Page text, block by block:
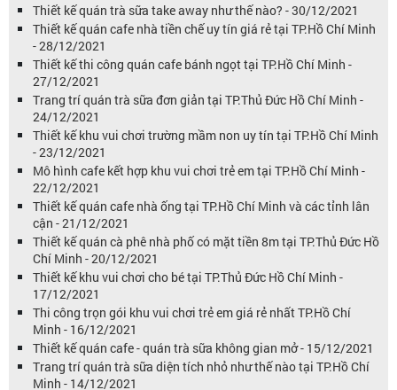
Thiết kế quán trà sữa take away như thế nào? - 30/12/2021
Thiết kế quán cafe nhà tiền chế uy tín giá rẻ tại TP.Hồ Chí Minh
- 28/12/2021
Thiết kế thi công quán cafe bánh ngọt tại TP.Hồ Chí Minh -
27/12/2021
Trang trí quán trà sữa đơn giản tại TP.Thủ Đức Hồ Chí Minh -
24/12/2021
Thiết kế khu vui chơi trường mầm non uy tín tại TP.Hồ Chí Minh
- 23/12/2021
Mô hình cafe kết hợp khu vui chơi trẻ em tại TP.Hồ Chí Minh -
22/12/2021
Thiết kế quán cafe nhà ống tại TP.Hồ Chí Minh và các tỉnh lân
cận - 21/12/2021
Thiết kế quán cà phê nhà phố có mặt tiền 8m tại TP.Thủ Đức Hồ
Chí Minh - 20/12/2021
Thiết kế khu vui chơi cho bé tại TP.Thủ Đức Hồ Chí Minh -
17/12/2021
Thi công trọn gói khu vui chơi trẻ em giá rẻ nhất TP.Hồ Chí
Minh - 16/12/2021
Thiết kế quán cafe - quán trà sữa không gian mở - 15/12/2021
Trang trí quán trà sữa diện tích nhỏ như thế nào tại TP.Hồ Chí
Minh - 14/12/2021